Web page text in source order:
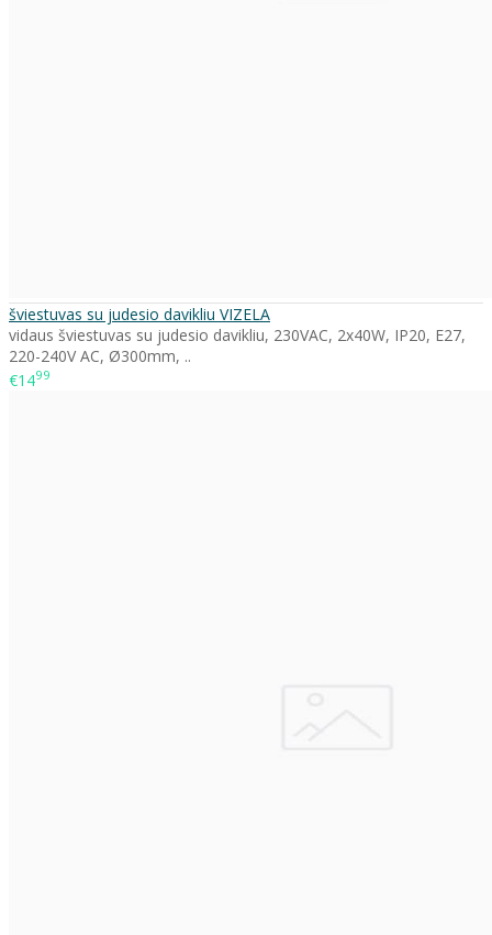
šviestuvas su judesio davikliu VIZELA
vidaus šviestuvas su judesio davikliu, 230VAC, 2x40W, IP20, E27,
220-240V AC, Ø300mm, ..
€1499